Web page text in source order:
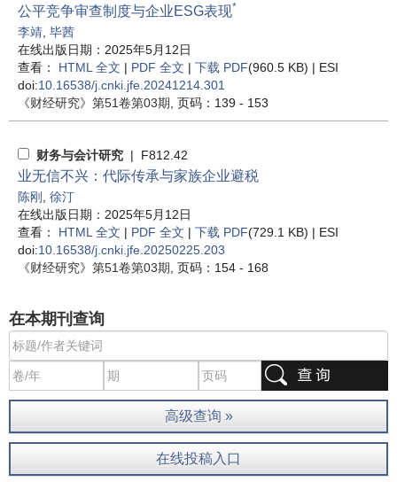
公平竞争审查制度与企业ESG表现*
李靖 毕茜
在线出版日期：2025年5月12日
查看： HTML 全文 | PDF 全文 | 下载 PDF(960.5 KB) | ESI
doi:10.16538/j.cnki.jfe.20241214.301
《财经研究》 第51卷第03期 , 页码：139 - 153
财务与会计研究 | F812.42
业无信不兴：代际传承与家族企业避税
陈刚
徐汀
在线出版日期：2025年5月12日
查看： HTML 全文 | PDF 全文 | 下载 PDF(729.1 KB) | ESI
doi:10.16538/j.cnki.jfe.20250225.203
《财经研究》 第51卷第03期 , 页码：154 - 168
在本期刊查询
高级查询 »
在线投稿入口